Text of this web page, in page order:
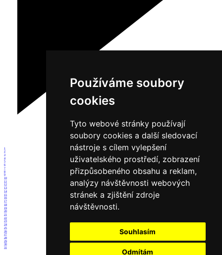
Používáme soubory
cookies
Tyto webové stránky používají
soubory cookies a další sledovací
nástroje s cílem vylepšení
uživatelského prostředí, zobrazení
přizpůsobeného obsahu a reklam,
analýzy návštěvnosti webových
stránek a zjištění zdroje
návštěvnosti.
Souhlasím
Odmítám
1
2
3
4
5
6
7
8
9
10
11
12
13
14
15
16
17
18
19
20
21
22
23
24
25
26
27
28
29
30
31